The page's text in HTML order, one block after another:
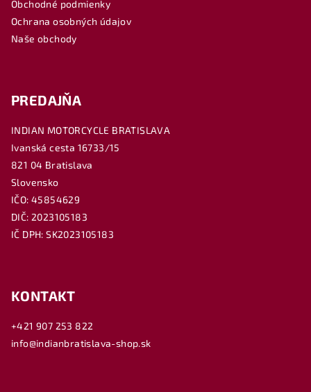
Obchodné podmienky
Ochrana osobných údajov
Naše obchody
PREDAJŇA
INDIAN MOTORCYCLE BRATISLAVA
Ivanská cesta 16733/15
821 04 Bratislava
Slovensko
IČO: 45854629
DIČ: 2023105183
IČ DPH: SK2023105183
KONTAKT
+421 907 253 822
info@indianbratislava-shop.sk